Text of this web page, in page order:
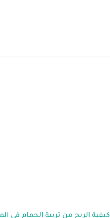
كيفية الربح من تربية الحمام في